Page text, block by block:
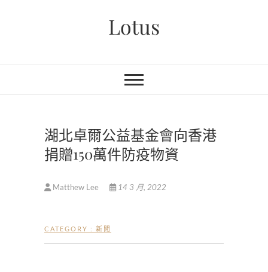
Lotus
湖北卓爾公益基金會向香港
捐贈150萬件防疫物資
Matthew Lee 14 3 月, 2022
CATEGORY : 新聞